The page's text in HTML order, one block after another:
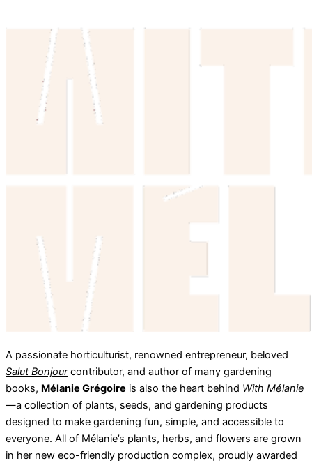
A passionate horticulturist, renowned entrepreneur, beloved
Salut Bonjourcontributor, and author of many gardening
books, Mélanie Grégoire is also the heart behind With Mélanie
—a collection of plants, seeds, and gardening products
designed to make gardening fun, simple, and accessible to
everyone. All of Mélanie’s plants, herbs, and flowers are grown
in her new eco-friendly production complex, proudly awarded